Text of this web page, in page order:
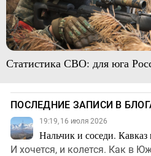
Статистика СВО: для юга
ПОСЛЕДНИЕ ЗАПИСИ В
19:19, 16 июля 2026
Нальчик и соседи.
И хочется, и колется. Как в